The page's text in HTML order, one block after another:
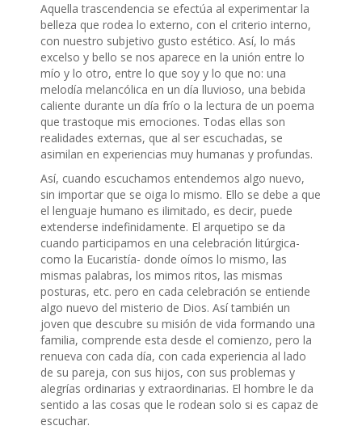
Aquella trascendencia se efectúa al experimentar la
belleza que rodea lo externo, con el criterio interno,
con nuestro subjetivo gusto estético. Así, lo más
excelso y bello se nos aparece en la unión entre lo
mío y lo otro, entre lo que soy y lo que no: una
melodía melancólica en un día lluvioso, una bebida
caliente durante un día frío o la lectura de un poema
que trastoque mis emociones. Todas ellas son
realidades externas, que al ser escuchadas, se
asimilan en experiencias muy humanas y profundas.
Así, cuando escuchamos entendemos algo nuevo,
sin importar que se oiga lo mismo. Ello se debe a que
el lenguaje humano es ilimitado, es decir, puede
extenderse indefinidamente. El arquetipo se da
cuando participamos en una celebración litúrgica-
como la Eucaristía- donde oímos lo mismo, las
mismas palabras, los mimos ritos, las mismas
posturas, etc. pero en cada celebración se entiende
algo nuevo del misterio de Dios. Así también un
joven que descubre su misión de vida formando una
familia, comprende esta desde el comienzo, pero la
renueva con cada día, con cada experiencia al lado
de su pareja, con sus hijos, con sus problemas y
alegrías ordinarias y extraordinarias. El hombre le da
sentido a las cosas que le rodean solo si es capaz de
escuchar.